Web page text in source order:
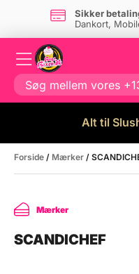
Sikker
Dankort,
Alt til
Forside / Mærker /
Mærker
SCANDICHEF